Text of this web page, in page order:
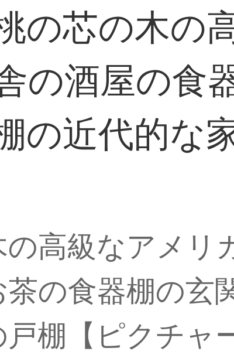
の芯の木の
の酒屋の食
の近代的な
高級なアメリ
の食器棚の玄
棚【ピクチャ